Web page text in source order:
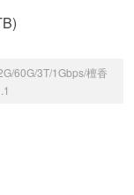
60G/3T/1Gbps/檀香